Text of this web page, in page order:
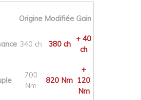
Origine Modifiée Gain
340 ch 380 ch
+ 40
ch
700
Nm
820 Nm
+
120
Nm